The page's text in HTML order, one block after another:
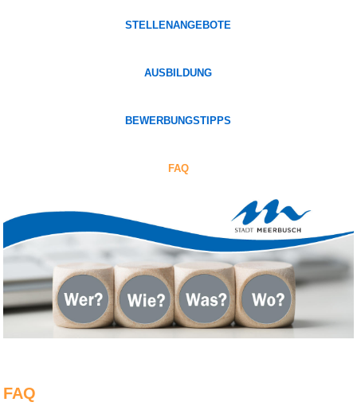
STELLENANGEBOTE
AUSBILDUNG
BEWERBUNGSTIPPS
FAQ
FAQ